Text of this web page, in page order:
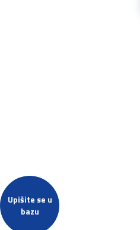
Upišite se u
bazu